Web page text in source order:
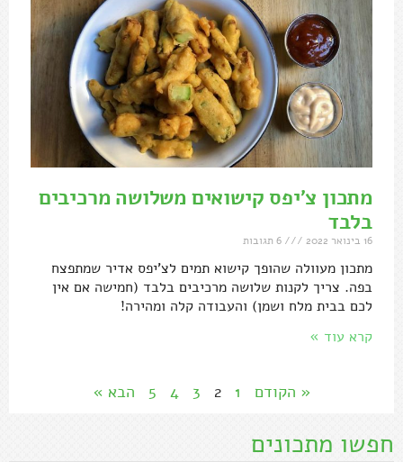
חפשו מתכונים
מתכון צ'יפס קישואים משלושה מרכיבים
בלבד
16 בינואר 2022
מתכון מעוולה שהופך קישוא תמים לצ'יפס אדיר שמתפצח
בפה. צריך לקנות שלושה מרכיבים בלבד (חמישה אם אין
לכם בבית מלח ושמן) והעבודה קלה ומהירה!
קרא עוד »
« הקודם 1
2
3
4
5 הבא »